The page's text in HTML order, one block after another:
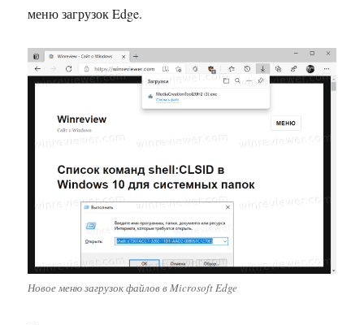
меню загрузок Edge.
Новое меню загрузок файлов в Microsoft Edge